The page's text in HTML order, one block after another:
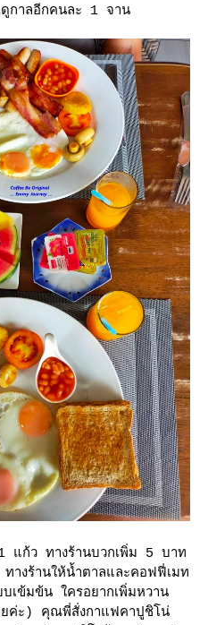
กาลอีกคนละ 1 จาน
แก้ว ทางร้านบวกเพิ่ม 5 บาท
งร้านให้น้ำตาลและคอฟฟี่เมท
เข้มข้น ใครอยากเพิ่มหวาน
ยค่ะ) คุณพี่สั่งกาแฟคาปูชิโน่